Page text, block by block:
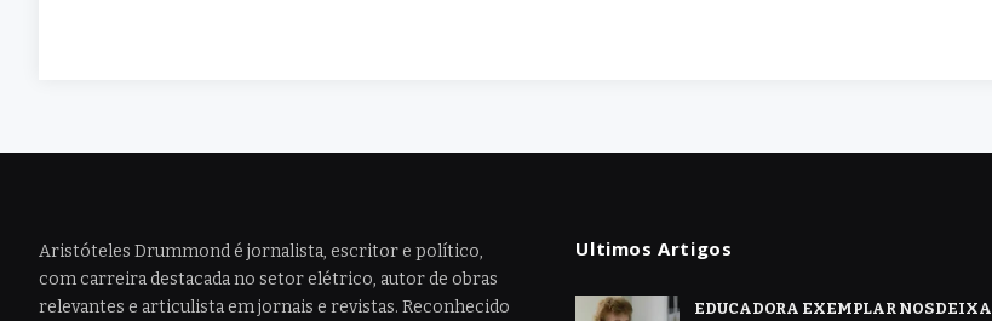
Aristóteles Drummond é jornalista, escritor e político,
com carreira destacada no setor elétrico, autor de obras
relevantes e articulista em jornais e revistas. Reconhecido
Ultimos Artigos
EDUCADORA EXEMPLAR NOS DEIXA